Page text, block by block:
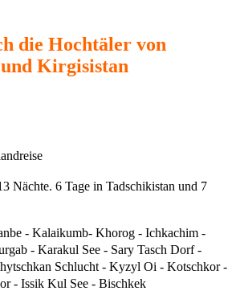
die Hochtäler von
Kirgisistan
Nächte. 6 Tage in Tadschikistan und 7
- Kalaikumb- Khorog - Ichkachim -
- Karakul See - Sary Tasch Dorf -
Schlucht - Kyzyl Oi - Kotschkor -
- Issik Kul See - Bischkek